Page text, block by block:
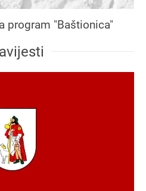
program "Baštionica"